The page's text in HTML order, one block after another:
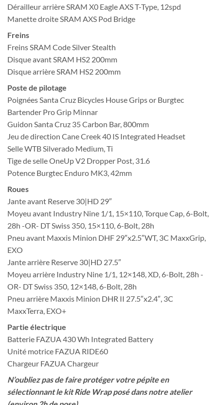
Dérailleur arrière SRAM X0 Eagle AXS T-Type, 12spd
Manette droite SRAM AXS Pod Bridge
Freins
Freins SRAM Code Silver Stealth
Disque avant SRAM HS2 200mm
Disque arrière SRAM HS2 200mm
Poste de pilotage
Poignées Santa Cruz Bicycles House Grips or Burgtec
Bartender Pro Grip Minnar
Guidon Santa Cruz 35 Carbon Bar, 800mm
Jeu de direction Cane Creek 40 IS Integrated Headset
Selle WTB Silverado Medium, Ti
Tige de selle OneUp V2 Dropper Post, 31.6
Potence Burgtec Enduro MK3, 42mm
Roues
Jante avant Reserve 30|HD 29″
Moyeu avant Industry Nine 1/1, 15×110, Torque Cap, 6-Bolt,
28h -OR- DT Swiss 350, 15×110, 6-Bolt, 28h
Pneu avant Maxxis Minion DHF 29″x2.5″WT, 3C MaxxGrip,
EXO
Jante arrière Reserve 30|HD 27.5″
Moyeu arrière Industry Nine 1/1, 12×148, XD, 6-Bolt, 28h -
OR- DT Swiss 350, 12×148, 6-Bolt, 28h
Pneu arrière Maxxis Minion DHR II 27.5″x2.4″, 3C
MaxxTerra, EXO+
Partie électrique
Batterie FAZUA 430 Wh Integrated Battery
Unité motrice FAZUA RIDE60
Chargeur FAZUA Chargeur
N’oubliez pas de faire protéger votre pépite en
sélectionnant le kit Ride Wrap posé dans notre atelier